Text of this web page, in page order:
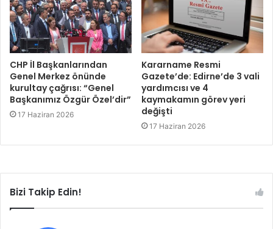
CHP İl Başkanlarından
Genel Merkez önünde
kurultay çağrısı: “Genel
Başkanımız Özgür Özel’dir”
17 Haziran 2026
Kararname Resmi
Gazete’de: Edirne’de 3 vali
yardımcısı ve 4
kaymakamın görev yeri
değişti
17 Haziran 2026
Bizi Takip Edin!